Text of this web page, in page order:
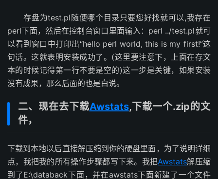
存盘为test.pl随便哪个目录只要您好找就可以,我存在
perl下面，然后在控制台窗口里面输入：perl ../test.pl就可
以看到窗口中打印出“hello perl world, this is my first!”这
句话。这就表明安装成功了。 (这里要注意下，上面在存文
本的时候记得第一行不要是空的)这一步是关键，如果安装
没有成果，那么后面的也是白说。
二、现在去下载Awstats,下载一个.zip的文
件，
下载到本地以后直接解压缩到你的硬盘里面，为了说明详细
点，我把我的所有操作步骤都写下来。我把Awstats解压缩
到了E:\databack下面，并在awstats下面新建了一个文件